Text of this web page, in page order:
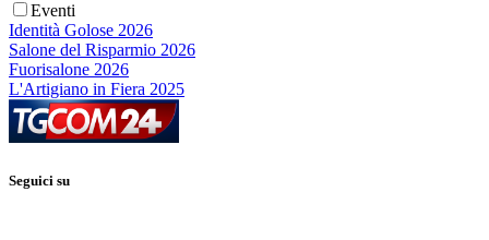
Eventi
Identità Golose 2026
Salone del Risparmio 2026
Fuorisalone 2026
L'Artigiano in Fiera 2025
Seguici su